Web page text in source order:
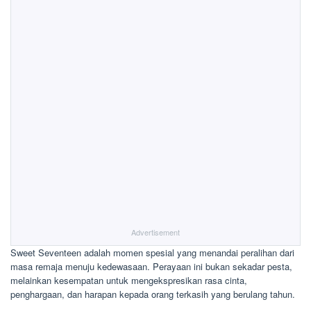
Advertisement
Sweet Seventeen adalah momen spesial yang menandai peralihan dari
masa remaja menuju kedewasaan. Perayaan ini bukan sekadar pesta,
melainkan kesempatan untuk mengekspresikan rasa cinta,
penghargaan, dan harapan kepada orang terkasih yang berulang tahun.